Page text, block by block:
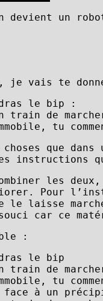
devient un
je vais te
le bip :
train de
tu
choses que
instructions
les
Pour
le laisse
souci car ce
:
le bip
train de
tu
face à un